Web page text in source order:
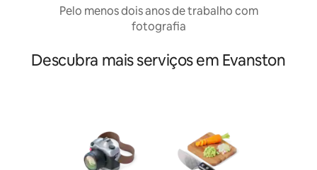
Pelo menos dois anos de trabalho com
fotografia
Descubra mais serviços em Evanston